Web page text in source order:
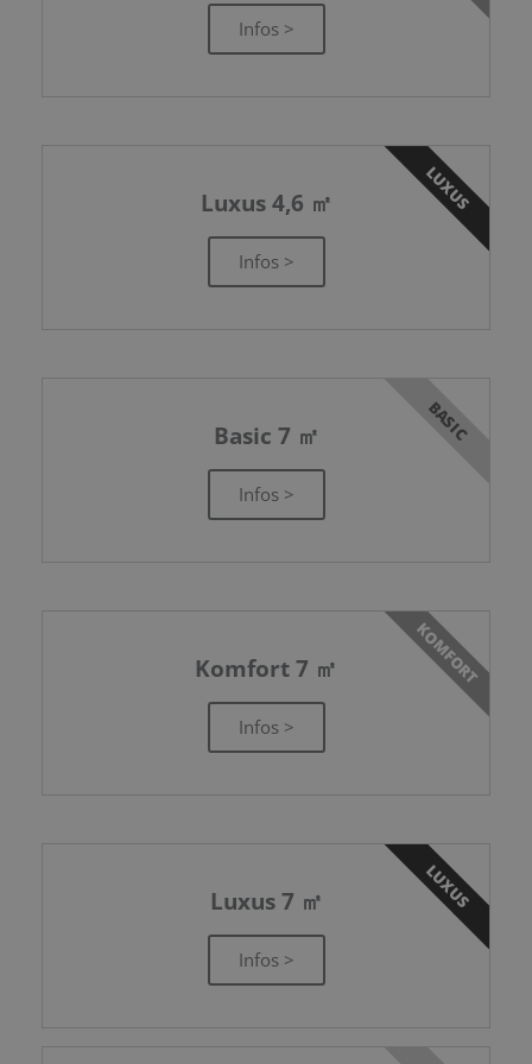
Infos >
Luxus 4,6 ㎡
Infos >
LUXUS
Basic 7 ㎡
Infos >
BASIC
Komfort 7 ㎡
Infos >
KOMFORT
Luxus 7 ㎡
Infos >
LUXUS